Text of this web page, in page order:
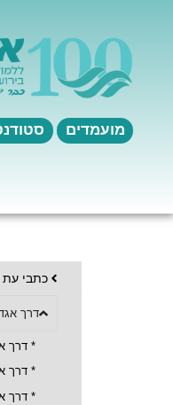
מועמדים
כתבי עת
דרך
* דרך
* דרך
* דרך